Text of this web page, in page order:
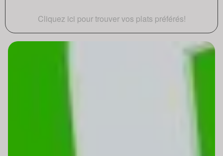
Cliquez ici pour trouver vos plats préférés!